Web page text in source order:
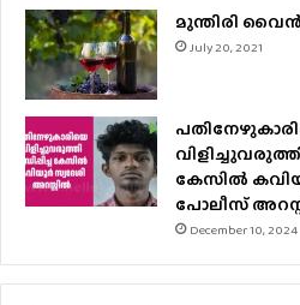
മുന്തിരി
July 20, 2021
വിളിച്ചുവരുത്തി
കേസിൽ
പോലീസ്
December 10, 2024